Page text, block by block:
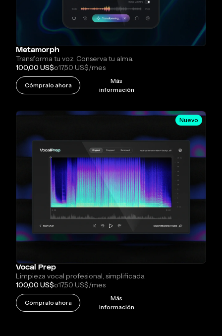
Metamorph
Transforma tu voz. Conserva tu alma.
100,00 US$o17,50 US$/mes
Cómpralo ahora
Más
información
Nuevo
Vocal Prep
Limpieza vocal profesional, simplificada.
100,00 US$o17,50 US$/mes
Cómpralo ahora
Más
información